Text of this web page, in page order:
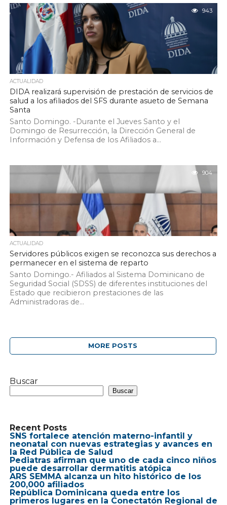
943
ACTUALIDAD
DIDA realizará supervisión de prestación de servicios de
salud a los afiliados del SFS durante asueto de Semana
Santa
Santo Domingo. -Durante el Jueves Santo y el
Domingo de Resurrección, la Dirección General de
Información y Defensa de los Afiliados a...
904
ACTUALIDAD
Servidores públicos exigen se reconozca sus derechos a
permanecer en el sistema de reparto
Santo Domingo.- Afiliados al Sistema Dominicano de
Seguridad Social (SDSS) de diferentes instituciones del
Estado que recibieron prestaciones de las
Administradoras de...
MORE POSTS
Buscar
Buscar
Recent Posts
SNS fortalece atención materno-infantil y
neonatal con nuevas estrategias y avances en
la Red Pública de Salud
Pediatras afirman que uno de cada cinco niños
puede desarrollar dermatitis atópica
ARS SEMMA alcanza un hito histórico de los
200,000 afiliados
República Dominicana queda entre los
primeros lugares en la Conectatón Regional de